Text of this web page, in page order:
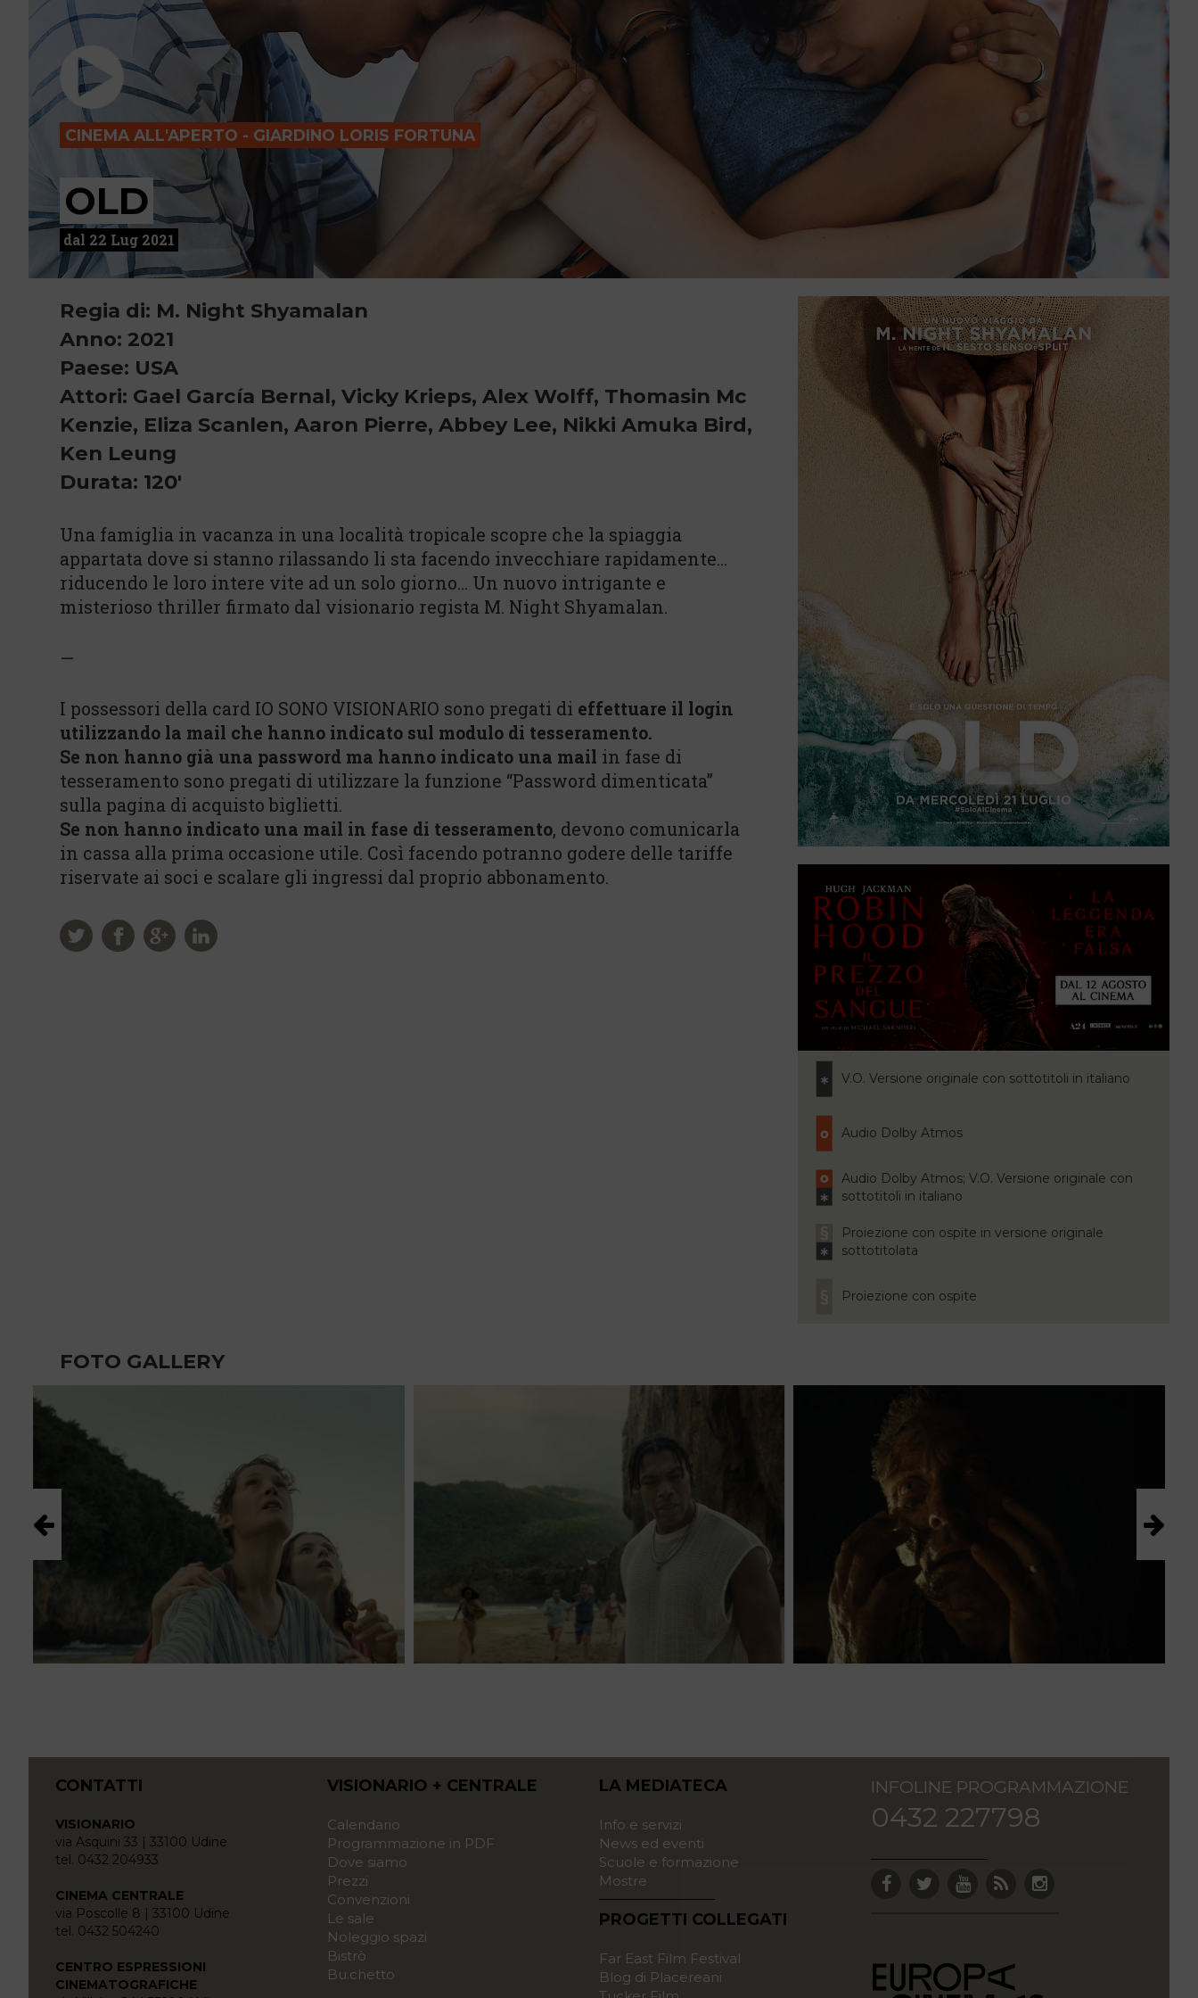
CINEMA ALL'APERTO - GIARDINO LORIS FORTUNA
OLD
dal 22 Lug 2021
Regia di: M. Night Shyamalan
Anno: 2021
Paese: USA
Attori: Gael García Bernal, Vicky Krieps, Alex Wolff, Thomasin Mc
Kenzie, Eliza Scanlen, Aaron Pierre, Abbey Lee, Nikki Amuka Bird,
Ken Leung
Durata: 120'
Una famiglia in vacanza in una località tropicale scopre che la spiaggia
appartata dove si stanno rilassando li sta facendo invecchiare rapidamente…
riducendo le loro intere vite ad un solo giorno… Un nuovo intrigante e
misterioso thriller firmato dal visionario regista M. Night Shyamalan.
—
I possessori della card IO SONO VISIONARIO sono pregati di effettuare il login
utilizzando la mail che hanno indicato sul modulo di tesseramento.
Se non hanno già una password ma hanno indicato una mail in fase di
tesseramento sono pregati di utilizzare la funzione “Password dimenticata”
sulla pagina di acquisto biglietti.
Se non hanno indicato una mail in fase di tesseramento, devono comunicarla
in cassa alla prima occasione utile. Così facendo potranno godere delle tariffe
riservate ai soci e scalare gli ingressi dal proprio abbonamento.
V.O. Versione originale con sottotitoli in italiano
Audio Dolby Atmos
Audio Dolby Atmos; V.O. Versione originale con
sottotitoli in italiano
Proiezione con ospite in versione originale
sottotitolata
Proiezione con ospite
FOTO GALLERY
CONTATTI
VISIONARIO
via Asquini 33 | 33100 Udine
tel. 0432 204933
CINEMA CENTRALE
via Poscolle 8 | 33100 Udine
tel. 0432 504240
CENTRO ESPRESSIONI
CINEMATOGRAFICHE
VISIONARIO + CENTRALE
Calendario
Programmazione in PDF
Dove siamo
Prezzi
Convenzioni
Le sale
Noleggio spazi
Bistrò
Bu.chetto
LA MEDIATECA
Info e servizi
News ed eventi
Scuole e formazione
Mostre
PROGETTI COLLEGATI
Far East Film Festival
Blog di Placereani
INFOLINE PROGRAMMAZIONE
0432 227798